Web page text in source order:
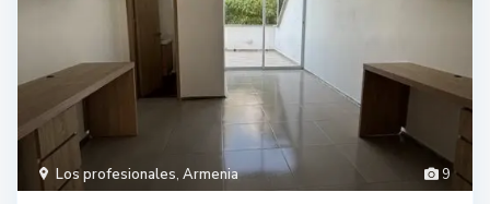
9
Los profesionales, Armenia